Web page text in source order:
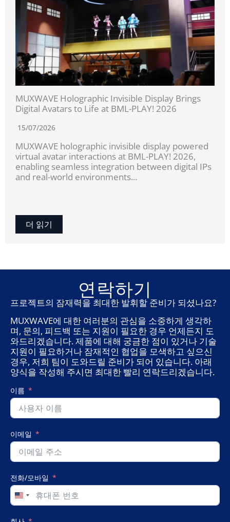
MUXWAVE Holographic Invisible Display Brings
Digital Avatars to Life at BML-PLAY! 2026
15/07/2026
MUXWAVE holographic invisible display powered
virtual avatar interactions at BML-PLAY! 2026,
enabling seamless integration between digital IPs
and real-world environments...
더 읽기
연락하기
프로젝트의 잠재력을 최대한 발휘할 준비가 되셨나요?
MUXWAVE에 대한 여러분의 관심을 소중하게 생각하
며, 문의, 피드백 또는 지원이 필요한 경우 언제든지 도
와드리겠습니다. 제품에 대해 궁금한 점이 있거나 기술
지원이 필요하거나 잠재적인 협업을 모색하고 싶으신
경우, 저희 팀이 도와드릴 준비가 되어 있습니다. 아래
양식을 작성해 주시면 최대한 빨리 연락드리겠습니다.
이름
이메일
전화/모바일
United
States
+1